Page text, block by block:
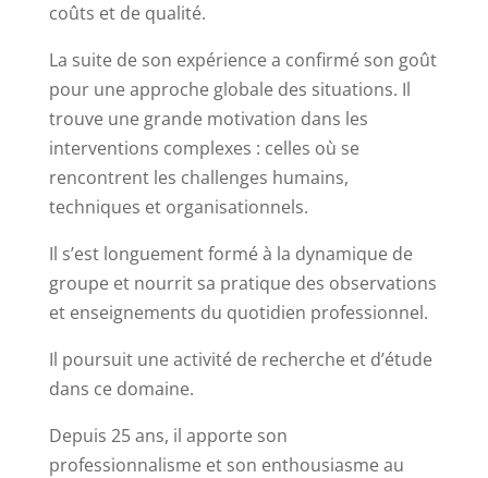
coûts et de qualité.
La suite de son expérience a confirmé son goût
pour une approche globale des situations. Il
trouve une grande motivation dans les
interventions complexes : celles où se
rencontrent les challenges humains,
techniques et organisationnels.
Il s’est longuement formé à la dynamique de
groupe et nourrit sa pratique des observations
et enseignements du quotidien professionnel.
Il poursuit une activité de recherche et d’étude
dans ce domaine.
Depuis 25 ans, il apporte son
professionnalisme et son enthousiasme au